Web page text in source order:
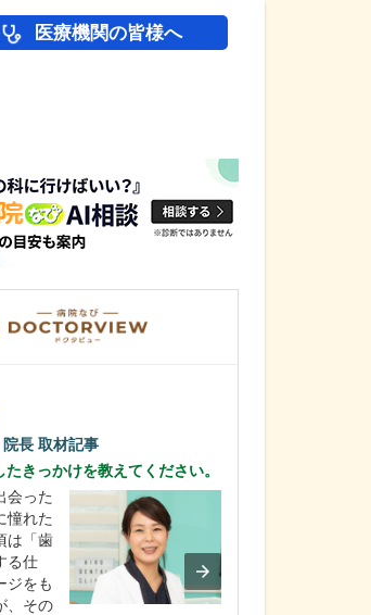
医療機関の皆様へ
院長 取材記事
きっかけを教えてください。
会った
憧れた
は「歯
る仕
ジをも
、その